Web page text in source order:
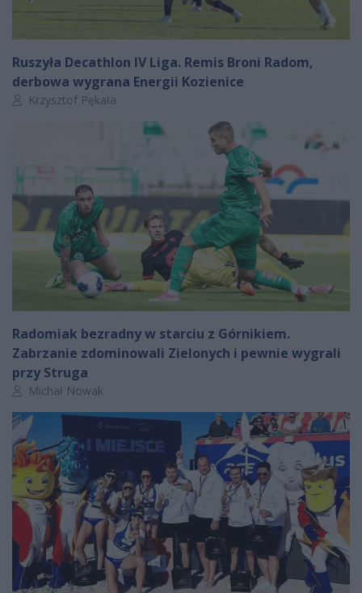
Ruszyła Decathlon IV Liga. Remis Broni Radom,
derbowa wygrana Energii Kozienice
Autor artykułu:
Krzysztof Pękała
Radomiak bezradny w starciu z Górnikiem.
Zabrzanie zdominowali Zielonych i pewnie wygrali
przy Struga
Autor artykułu:
Michał Nowak